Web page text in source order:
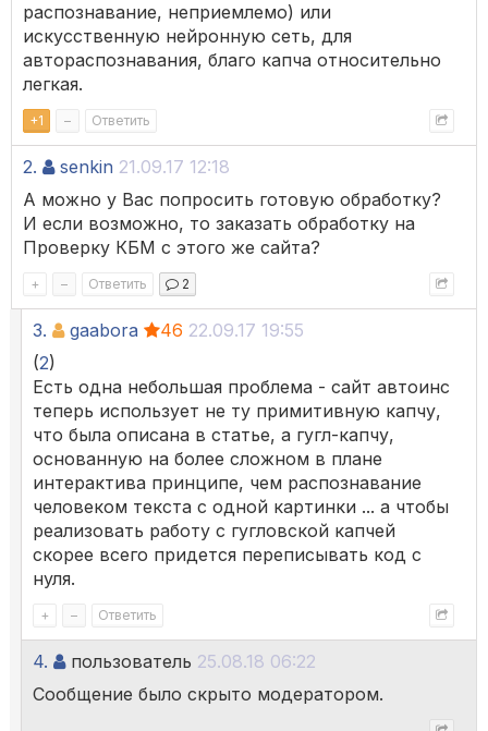
распознавание, неприемлемо) или
искусственную нейронную сеть, для
автораспознавания, благо капча относительно
легкая.
+1 – Ответить
2. senkin 21.09.17 12:18
А можно у Вас попросить готовую обработку?
И если возможно, то заказать обработку на
Проверку КБМ с этого же сайта?
+ – Ответить 2
3. gaabora 46 22.09.17 19:55
(2)
Есть одна небольшая проблема - сайт автоинс
теперь использует не ту примитивную капчу,
что была описана в статье, а гугл-капчу,
основанную на более сложном в плане
интерактива принципе, чем распознавание
человеком текста с одной картинки ... а чтобы
реализовать работу с гугловской капчей
скорее всего придется переписывать код с
нуля.
+ – Ответить
4. пользователь 25.08.18 06:22
Сообщение было скрыто модератором.